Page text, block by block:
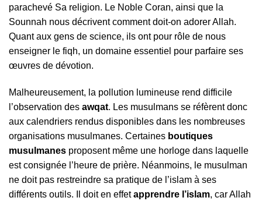
parachevé Sa religion. Le Noble Coran, ainsi que la
Sounnah nous décrivent comment doit-on adorer Allah.
Quant aux gens de science, ils ont pour rôle de nous
enseigner le fiqh, un domaine essentiel pour parfaire ses
œuvres de dévotion.
Malheureusement, la pollution lumineuse rend difficile
l’observation des awqat. Les musulmans se réfèrent donc
aux calendriers rendus disponibles dans les nombreuses
organisations musulmanes. Certaines boutiques
musulmanes proposent même une horloge dans laquelle
est consignée l’heure de prière. Néanmoins, le musulman
ne doit pas restreindre sa pratique de l’islam à ses
différents outils. Il doit en effetapprendre l’islam, car Allah